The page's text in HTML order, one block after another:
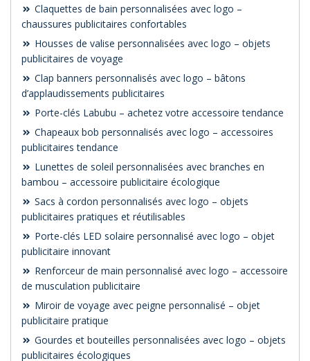
Claquettes de bain personnalisées avec logo –
chaussures publicitaires confortables
Housses de valise personnalisées avec logo – objets
publicitaires de voyage
Clap banners personnalisés avec logo – bâtons
d’applaudissements publicitaires
Porte-clés Labubu – achetez votre accessoire tendance
Chapeaux bob personnalisés avec logo – accessoires
publicitaires tendance
Lunettes de soleil personnalisées avec branches en
bambou – accessoire publicitaire écologique
Sacs à cordon personnalisés avec logo – objets
publicitaires pratiques et réutilisables
Porte-clés LED solaire personnalisé avec logo – objet
publicitaire innovant
Renforceur de main personnalisé avec logo – accessoire
de musculation publicitaire
Miroir de voyage avec peigne personnalisé – objet
publicitaire pratique
Gourdes et bouteilles personnalisées avec logo – objets
publicitaires écologiques